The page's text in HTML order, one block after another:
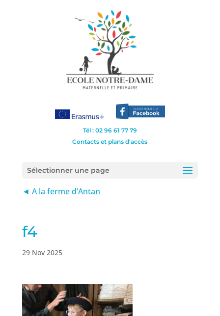
Tél : 02 96 61 77 79
Contacts et plans d'accès
Sélectionner une page
◄ A la ferme d’Antan
f4
29 Nov 2025